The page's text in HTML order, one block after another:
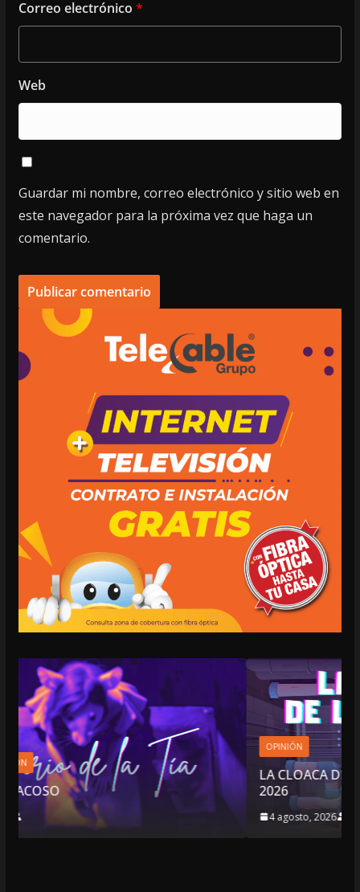
Correo electrónico *
Web
Guardar mi nombre, correo electrónico y sitio web en
este navegador para la próxima vez que haga un
comentario.
OPINIÓN
LA CLOACA DE LA POLÍTICA | 4 DE AGOSTO DE
2026
4 agosto, 2026